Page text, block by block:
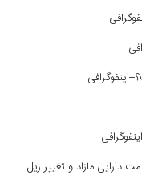
فراخوان به تحقق ترازنامه‌ای؛ فروش ۲۵ همت دارایی مازاد و تغییر ریل